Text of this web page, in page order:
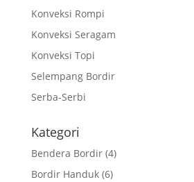
Konveksi Rompi
Konveksi Seragam
Konveksi Topi
Selempang Bordir
Serba-Serbi
Kategori
Bendera Bordir(4)
Bordir Handuk(6)